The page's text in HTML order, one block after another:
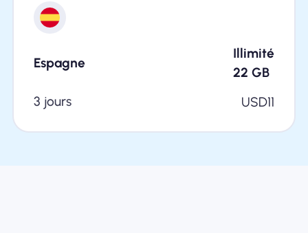
Espagne
Illimité
22 GB
3 jours
USD11